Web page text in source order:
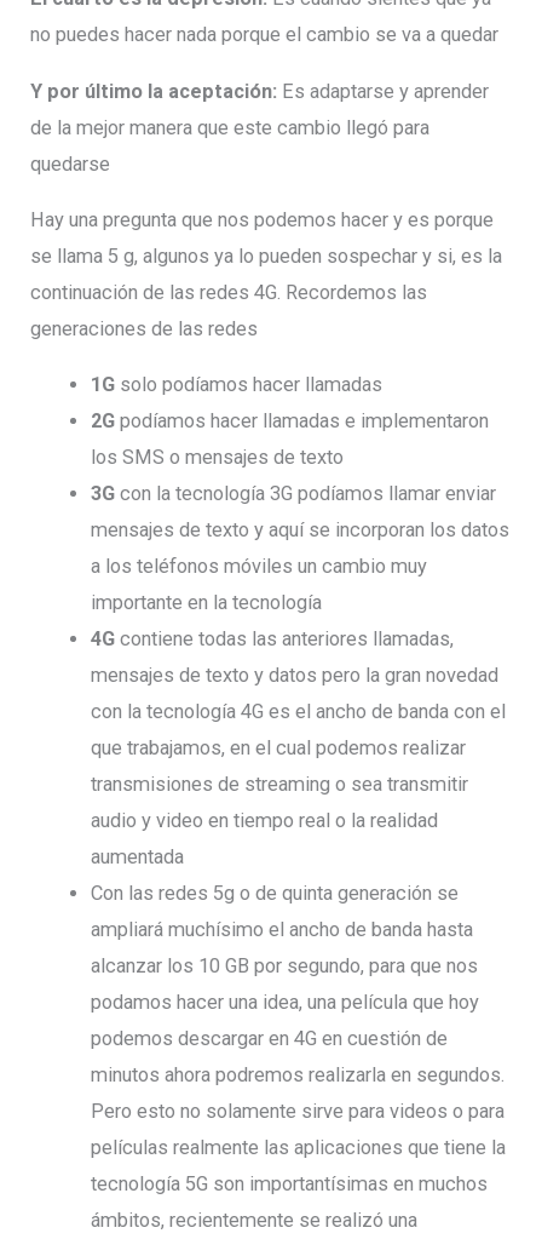
no puedes hacer nada porque el cambio se va a quedar
Y por último la aceptación: Es adaptarse y aprender
de la mejor manera que este cambio llegó para
quedarse
Hay una pregunta que nos podemos hacer y es porque
se llama 5 g, algunos ya lo pueden sospechar y si, es la
continuación de las redes 4G. Recordemos las
generaciones de las redes
1G solo podíamos hacer llamadas
2Gpodíamos hacer llamadas e implementaron
los SMS o mensajes de texto
3Gcon la tecnología 3G podíamos llamar enviar
mensajes de texto y aquí se incorporan los datos
a los teléfonos móviles un cambio muy
importante en la tecnología
4Gcontiene todas las anteriores llamadas,
mensajes de texto y datos pero la gran novedad
con la tecnología 4G es el ancho de banda con el
que trabajamos, en el cual podemos realizar
transmisiones de streaming o sea transmitir
audio y video en tiempo real o la realidad
aumentada
Con las redes 5g o de quinta generación se
ampliará muchísimo el ancho de banda hasta
alcanzar los 10 GB por segundo, para que nos
podamos hacer una idea, una película que hoy
podemos descargar en 4G en cuestión de
minutos ahora podremos realizarla en segundos.
Pero esto no solamente sirve para videos o para
películas realmente las aplicaciones que tiene la
tecnología 5G son importantísimas en muchos
ámbitos, recientemente se realizó una